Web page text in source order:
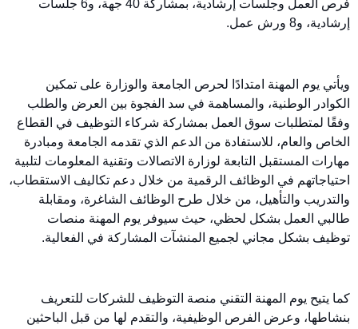
فرص العمل وجلسات إرشادية، بمشاركة 40 جهة، و6 جلسات
إرشادية، و8 ورش عمل.
ويأتي يوم المهنة امتدادًا لحرص الجامعة والوزارة على تمكين
الكوادر الوطنية، والمساهمة في سد الفجوة بين العرض والطلب
وفقًا لمتطلبات سوق العمل بمشاركة شركاء التوظيف في القطاع
الخاص والعام، للاستفادة من الدعم الذي تقدمه الجامعة ومبادرة
مهارات المستقبل التابعة لوزارة الاتصالات وتقنية المعلومات لتلبية
احتياجاتهم في الوظائف الرقمية من خلال دعم تكاليف الاستقطاب،
والتدريب والتأهيل، من خلال طرح الوظائف الشاغرة، ومقابلة
طالبي العمل بشكل لحظي، حيث سيوفر يوم المهنة منصات
توظيف بشكل مجاني لجميع المنشآت المشاركة في الفعالية.
كما يتيح يوم المهنة التقني منصة التوظيف للشركات للتعريف
بنشاطها، وعرض الفرص الوظيفية، والتقدم لها من قبل الباحثين